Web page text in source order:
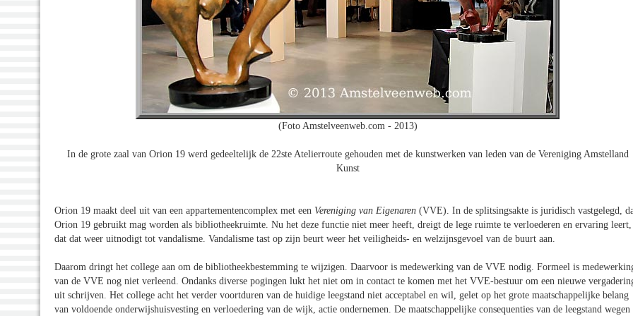
(Foto Amstelveenweb.com - 2013)
In de grote zaal van Orion 19 werd gedeeltelijk de 22ste Atelierroute gehouden met de kunstwerken van leden van de Vereniging Amstelland
Kunst
Orion 19 maakt deel uit van een appartementencomplex met een Vereniging van Eigenaren (VVE). In de splitsingsakte is juridisch vastgelegd,
Orion 19 gebruikt mag worden als bibliotheekruimte. Nu het deze functie niet meer heeft, dreigt de lege ruimte te verloederen en ervaring leert,
dat dat weer uitnodigt tot vandalisme. Vandalisme tast op zijn beurt weer het veiligheids- en welzijnsgevoel van de buurt aan.
Daarom dringt het college aan om de bibliotheekbestemming te wijzigen. Daarvoor is medewerking van de VVE nodig. Formeel is
van de VVE nog niet verleend. Ondanks diverse pogingen lukt het niet om in contact te komen met het VVE-bestuur om een nieuwe
uit schrijven. Het college acht het verder voortduren van de huidige leegstand niet acceptabel en wil, gelet op het grote maatschappelijke belang
van voldoende onderwijshuisvesting en verloedering van de wijk, actie ondernemen. De maatschappelijke consequenties van de leegstand wegen